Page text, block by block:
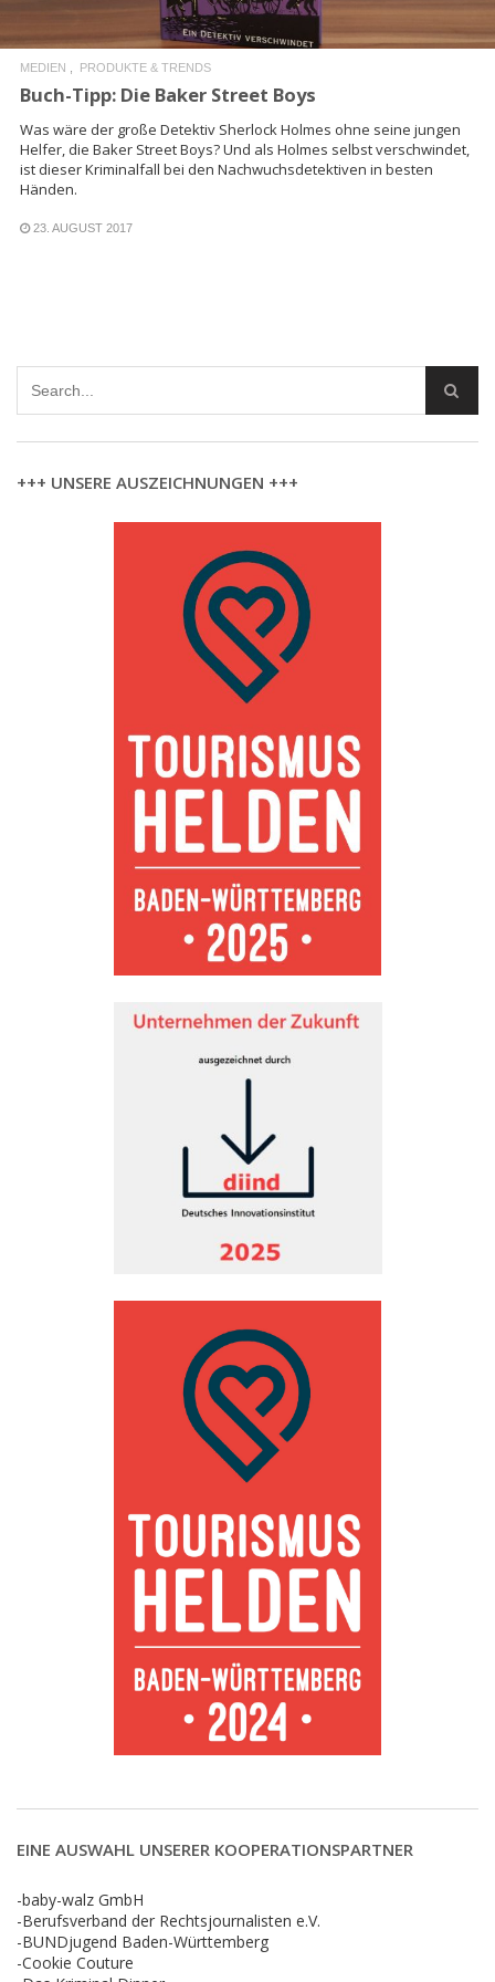
MEDIEN PRODUKTE & TRENDS
Buch-Tipp: Die Baker Street Boys
Was wäre der große Detektiv Sherlock Holmes ohne seine jungen
Helfer, die Baker Street Boys? Und als Holmes selbst verschwindet,
ist dieser Kriminalfall bei den Nachwuchsdetektiven in besten
Händen.
23. AUGUST 2017
+++ UNSERE AUSZEICHNUNGEN +++
EINE AUSWAHL UNSERER KOOPERATIONSPARTNER
-baby-walz GmbH
-Berufsverband der Rechtsjournalisten e.V.
-BUNDjugend Baden-Württemberg
-Cookie Couture